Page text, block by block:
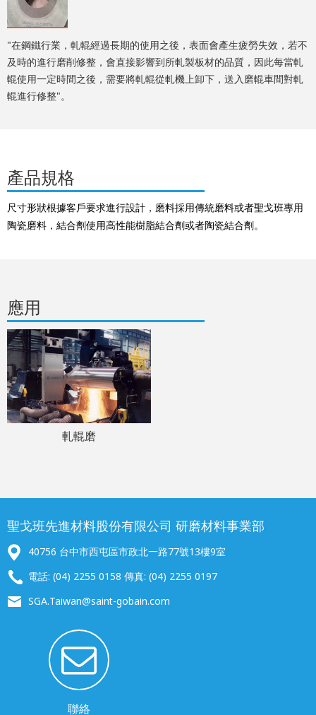
"在鋼鐵行業，軋輥經過長期的使用之後，表面會產生疲勞失效，若不
及時的進行磨削修整，會直接影響到所軋製板材的品質，因此每當軋
輥使用一定時間之後，需要將軋輥從軋機上卸下，送入磨輥車間對軋
輥進行修整"。
產品規格
尺寸形狀根據客戶要求進行設計，磨料採用傳統磨料或者聖戈班專用
陶瓷磨料，結合劑使用高性能樹脂結合劑或者陶瓷結合劑。
應用
軋輥磨
聖戈班先進材料股份有限公司 研磨材料事業部
40756 台中市西屯區市政北一路77號13樓9室
電話: (04) 2255 0158 傳真: (04) 2255 0197
SGA.Taiwan@saint-gobain.com
聯絡